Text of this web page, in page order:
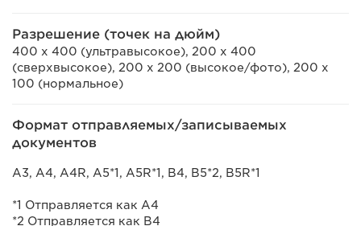
Разрешение (точек на дюйм)
400 x 400 (ультравысокое), 200 x 400
(сверхвысокое), 200 x 200 (высокое/фото), 200 x
100 (нормальное)
Формат отправляемых/записываемых
документов
A3, A4, A4R, A5*1, A5R*1, B4, B5*2, B5R*1
*1 Отправляется как A4
*2 Отправляется как B4